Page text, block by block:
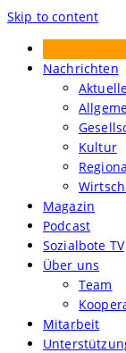
Skip to content
Nachrichten
Kultur
Magazin
Podcast
Sozialbote TV
Über uns
Team
Mitarbeit